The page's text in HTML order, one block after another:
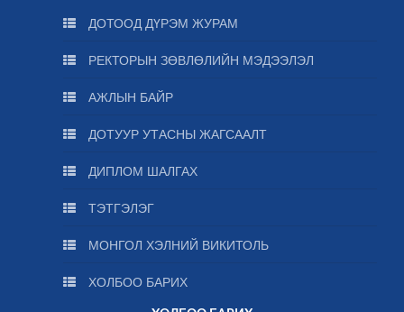
ДОТООД ДҮРЭМ ЖУРАМ
РЕКТОРЫН ЗӨВЛӨЛИЙН МЭДЭЭЛЭЛ
АЖЛЫН БАЙР
ДОТУУР УТАСНЫ ЖАГСААЛТ
ДИПЛОМ ШАЛГАХ
ТЭТГЭЛЭГ
МОНГОЛ ХЭЛНИЙ ВИКИТОЛЬ
ХОЛБОО БАРИХ